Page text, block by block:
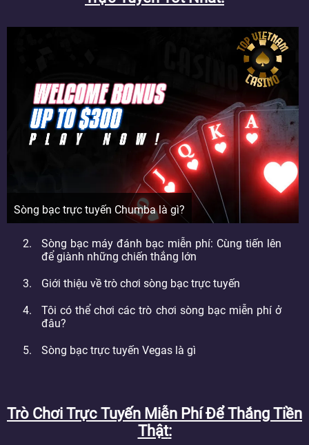
Sòng bạc trực tuyến Chumba là gì?
Sòng bạc máy đánh bạc miễn phí: Cùng tiến lên
để giành những chiến thắng lớn
Giới thiệu về trò chơi sòng bạc trực tuyến
Tôi có thể chơi các trò chơi sòng bạc miễn phí ở
đâu?
Sòng bạc trực tuyến Vegas là gì
Trò Chơi Trực Tuyến Miễn Phí Để Thắng Tiền
Thật